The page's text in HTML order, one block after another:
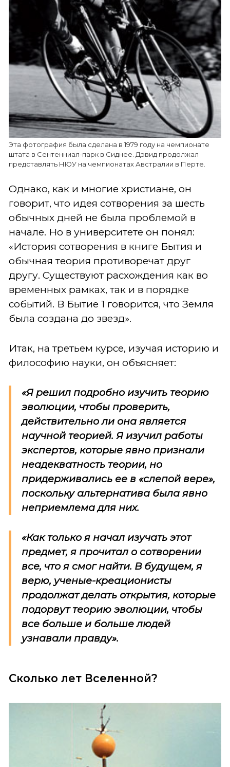
Эта фотография была сделана в 1979 году на чемпионате
штата в Сентенниал-парк в Сиднее. Дэвид продолжал
представлять НЮУ на чемпионатах Австралии в Перте.
Однако, как и многие христиане, он
говорит, что идея сотворения за шесть
обычных дней не была проблемой в
начале. Но в университете он понял:
«История сотворения в книге Бытия и
обычная теория противоречат друг
другу. Существуют расхождения как во
временных рамках, так и в порядке
событий. В Бытие 1 говорится, что Земля
была создана до звезд».
Итак, на третьем курсе, изучая историю и
философию науки, он объясняет:
«Я решил подробно изучить теорию
эволюции, чтобы проверить,
действительно ли она является
научной теорией. Я изучил работы
экспертов, которые явно признали
неадекватность теории, но
придерживались ее в «слепой вере»,
поскольку альтернатива была явно
неприемлема для них.
«Как только я начал изучать этот
предмет, я прочитал о сотворении
все, что я смог найти. В будущем, я
верю, ученые-креационисты
продолжат делать открытия, которые
подорвут теорию эволюции, чтобы
все больше и больше людей
узнавали правду».
Сколько лет Вселенной?